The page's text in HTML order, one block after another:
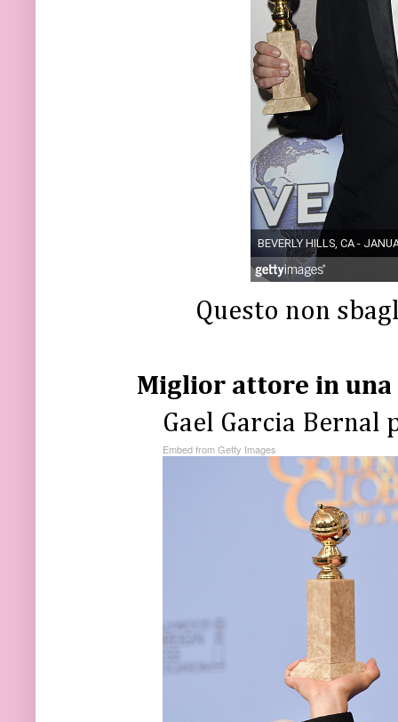
Questo non
Miglior attore in una
Gael Garcia Bernal
Embed from Getty Images